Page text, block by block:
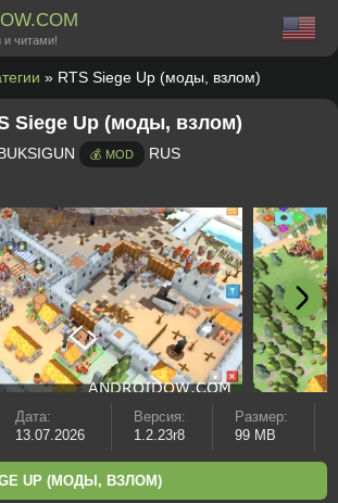
читами!
» RTS Siege Up (моды, взлом)
Siege Up (моды, взлом)
💰 MOD RUS
Дата:
13.07.2026
Версия:
1.2.23r8
Размер:
99 MB
UP (МОДЫ, ВЗЛОМ)